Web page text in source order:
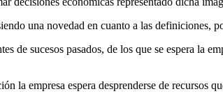
una novedad en cuanto a las definiciones,
de sucesos pasados, de los que se espera la
la empresa espera desprenderse de recursos